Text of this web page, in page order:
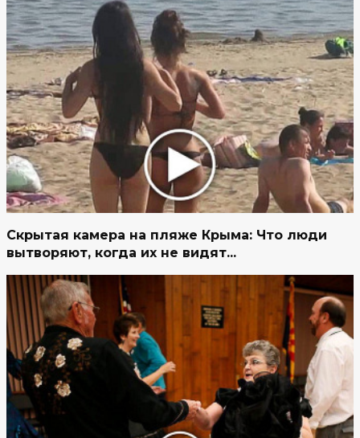
Скрытая камера на пляже Крыма: Что люди
вытворяют, когда их не видят...